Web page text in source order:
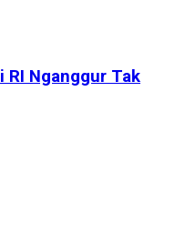
RI Nganggur Tak